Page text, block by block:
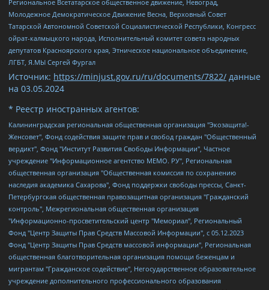
Региональное Всетатарское общественное движение, Невоград,
Молодежное Демократическое Движение Весна, Верховный Совет
Татарской Автономной Советской Социалистической Республики, Конгресс
ойрат-калмыцкого народа, Исполнительный комитет совета народных
депутатов Красноярского края, Этническое национальное объединение,
ЛГБТ, Я.МЫ Сергей Фургал
Источник: https://minjust.gov.ru/ru/documents/7822/ данные
на 03.05.2024
* Реестр иностранных агентов:
Калининградская региональная общественная организация "Экозащита!-Женсовет", Фонд содействия защите прав и свобод граждан "Общественный вердикт", Фонд "Институт Развития Свободы Информации", Частное учреждение "Информационное агентство МЕМО. РУ", Региональная общественная организация "Общественная комиссия по сохранению наследия академика Сахарова", Фонд поддержки свободы прессы, Санкт-Петербургская общественная правозащитная организация "Гражданский контроль", Межрегиональная общественная организация "Информационно-просветительский центр "Мемориал", Региональный Фонд "Центр Защиты Прав Средств Массовой Информации", с 05.12.2023 Фонд "Центр Защиты Прав Средств массовой информации", Региональная общественная благотворительная организация помощи беженцам и мигрантам "Гражданское содействие", Негосударственное образовательное учреждение дополнительного профессионального образования (повышение квалификации) специалистов "АКАДЕМИЯ ПО ПРАВАМ ЧЕЛОВЕКА", Свердловская региональная общественная организация "Сутяжник", Автономная некоммерческая организация "Центр независимых социологических исследований", Союз общественных объединений "Российский исследовательский центр по правам человека", Региональное общественное учреждение научно-информационный центр "МЕМОРИАЛ", Некоммерческая организация "Фонд защиты гласности", Автономная некоммерческая организация "Институт прав человека", Городская общественная организация "Екатеринбургское общество "МЕМОРИАЛ", Городская общественная организация "Рязанское историко-просветительское и правозащитное общество "Мемориал" (Рязанский Мемориал), Челябинский региональный орган общественной самодеятельности – женское общественное объединение "Женщины Евразии", Челябинский региональный орган общественной самодеятельности "Уральская правозащитная группа", Фонд содействия защите здоровья и социальной справедливости имени Андрея Рылькова, Автономная Некоммерческая Организация "Аналитический Центр Юрия Левады", Автономная некоммерческая организация социальной поддержки населения "Проект Апрель", Региональная общественная организация помощи женщинам и детям, находящимся в кризисной ситуации "Информационно-методический центр "Анна", Фонд содействия развитию массовых коммуникаций и правовому просвещению "Так-так-Так", Фонд содействия устойчивому развитию "Серебряная тайга", Свердловский региональный общественный фонд социальных проектов "Новое время", "Idel.Реалии", Кавказ.Реалии, Крым.Реалии, Телеканал Настоящее Время, Татаро-башкирская служба Радио Свобода (Azatliq Radiosi), Радио Свободная Европа/Радио Свобода (PCE/PC), "Сибирь.Реалии", "Фактограф", Благотворительный фонд помощи осужденным и их семьям, Автономная некоммерческая организация "Институт глобализации и социальных движений", Фонд "В защиту прав заключенных", Частное учреждение "Центр поддержки и содействия развитию средств массовой информации", Пензенский региональный общественный благотворительный фонд "Гражданский союз", "Север.Реалии", Некоммерческая организация Фонд "Правовая инициатива", Общество с ограниченной ответственностью "Радио Свободная Европа/Радио Свобода", Чешское информационное агентство "MEDIUM-ORIENT", Красноярская региональная общественная организация "Мы против СПИДа", Камалягин Денис Николаевич, Маркелов Сергей Евгеньевич, Пономарев Лев Александрович, Савицкая Людмила Алексеевна, Автономная некоммерческая организация "Центр по работе с проблемой насилия "НАСИЛИЮ.НЕТ", Межрегиональный профессиональный союз работников здравоохранения "Альянс врачей", Юридическое лицо, зарегистрированное в Латвийской Республике, SIA "Medusa Project" (регистрационный номер 40103797863, дата регистрации 10.06.2014), Некоммерческая организация "Фонд по борьбе с коррупцией", Автономная некоммерческая организация "Институт права и публичной политики", Баданин Роман Сергеевич, Гликин Максим Александрович, Железнова Мария Михайловна, Лукьянова Юлия Сергеевна, Маетная Елизавета Витальевна, Маняхин Петр Борисович, Чуракова Ольга Владимировна, Ярош Юлия Петровна, Юридическое лицо "The Insider SIA", зарегистрированное в Риге, Латвийская Республика (дата регистрации 26.06.2015), являющееся администратором доменного имени интернет-издания "The Insider SIA", https://theins.ru, Постернак Алексей Евгеньевич, Рубин Михаил Аркадьевич, Анин Роман Александрович, Юридическое лицо Istories fonds, зарегистрированное в Латвийской Республике (регистрационный номер 50008295751, дата регистрации 24.02.2020), Великовский Дмитрий Александрович, Долинина Ирина Николаевна, Мароховская Алеся Алексеевна, Шлейнов Роман Юрьевич, Шмагун Олеся Валентиновна, Общество с ограниченной ответственностью "Альтаир 2021", Общество с ограниченной ответственностью "Вега 2021", Общество с ограниченной ответственностью "Главный редактор 2021", Общество с ограниченной ответственностью "Ромашки монолит", Важенков Артем Валерьевич, Ивановская областная общественная организация "Центр гендерных исследований", Гурман Юрий Альбертович, Медиапроект "ОВД-Инфо", Егоров Владимир Владимирович, Жилинский Владимир Александрович, Общество с ограниченной ответственностью "ЗП", Иванова София Юрьевна, Карезина Инна Павловна, Кильтау Екатерина Викторовна, Петров Алексей Викторович, Пискунов Сергей Евгеньевич, Смирнов Сергей Сергеевич, Тихонов Михаил Сергеевич, Общество с ограниченной ответственностью "ЖУРНАЛИСТ-ИНОСТРАННЫЙ АГЕНТ", Арапова Галина Юрьевна, Вольтская Татьяна Анатольевна, Американская компания "Mason G.E.S. Anonymous Foundation" (США), являющаяся владельцем интернет-издания https://mnews.world/, Компания "Stichting Bellingcat", зарегистрированная в Нидерландах (дата регистрации 11.07.2018), Захаров Андрей Вячеславович, Клепиковская Екатерина Дмитриевна, Общество с ограниченной ответственностью "МЕМО", Перл Роман Александрович, Симонов Евгений Алексеевич, Соловьева Елена Анатольевна, Сотников Даниил Владимирович, Сурначева Елизавета Дмитриевна, Автономная некоммерческая организация по защите прав человека и информированию населения "Якутия – Наше Мнение", Общество с ограниченной ответственностью "Москоу диджитал медиа", с 26.01.2023 Общество с ограниченной ответственностью "Чайка Белые сады", Ветошкина Валерия Валерьевна, Заговора Максим Александрович, Межрегиональное общественное движение "Российская ЛГБТ - сеть", Оленичев Максим Владимирович, Павлов Иван Юрьевич, Скворцова Елена Сергеевна, Общество с ограниченной ответственностью "Как бы инагент", Кочетков Игорь Викторович, Общество с ограниченной ответственностью "Честные выборы", Еланчик Олег Александрович, Общество с ограниченной ответственностью "Нобелевский призыв", Гималова Регина Эмилевна, Григорьев Андрей Валерьевич, Григорьева Алина Александровна, Ассоциация по содействию защите прав призывников, альтернативнослужащих и военнослужащих "Правозащитная группа "Гражданин.Армия.Право", Хисамова Регина Фаритовна, Автономная некоммерческая организация по реализации социально-правовых программ "Лилит", Дальневосточное общественное движение "Маяк", Санкт-Петербургская ЛГБТ-инициативная группа "Выход", Инициативная группа ЛГБТ+ "Реверс", Алексеев Андрей Викторович, Бекбулатова Таисия Львовна, Беляев Иван Михайлович, Владыкина Елена Сергеевна, Гельман Марат Александрович, Никульшина Вероника Юрьевна, Толоконникова Надежда Андреевна, Шендерович Виктор Анатольевич, Общество с ограниченной ответственностью "Данное сообщение", Общество с ограниченной ответственностью Издательский дом "Новая глава", Айнбиндер Александра Александровна, Московский комьюнити-центр для ЛГБТ+инициатив, Благотворительный фонд развития филантропии, Deutsche Welle (Германия, Kurt-Schumacher-Strasse 3, 53113 Bonn), Борзунова Мария Михайловна, Воробьев Виктор Викторович, Голубева Анна Львовна, Константинова Алла Михайловна, Малкова Ирина Владимировна, Мурадов Мурад Абдулгалимович, Осетинская Елизавета Николаевна, Понасенков Евгений Николаевич, Ганапольский Матвей Юрьевич, Киселев Евгений Алексеевич, Борухович Ирина Григорьевна, Дремин Иван Тимофеевич, Дубровский Дмитрий Викторович, Красноярская региональная общественная организация поддержки и развития альтернативных образовательных технологий и межкультурных коммуникаций "ИНТЕРРА", Маяковская Екатерина Алексеевна, Фейгин Марк Захарович, Филимонов Андрей Викторович, Дзугкоева Регина Николаевна, Доброхотов Роман Александрович, Дудь Юрий Александрович, Елкин Сергей Владимирович, Кругликов Кирилл Игоревич, Сабунаева Мария Леонидовна, Семенов Алексей Владимирович, Шаинян Карен Багратович, Шульман Екатерина Михайловна, Асафьев Артур Валерьевич, Вахштайн Виктор Семенович, Венедиктов Алексей Алексеевич, Лушникова Екатерина Евгеньевна, Волков Леонид Михайлович, Невзоров Александр Глебович, Пархоменко Сергей Борисович, Сироткин Ярослав Николаевич, Кара-Мурза Владимир Владимирович, Баранова Наталья Владимировна, Гозман Леонид Яковлевич, Кагарлицкий Борис Юльевич, Климарев Михаил Валерьевич, Милов Владимир Станиславович, Автономная некоммерческая организация Краснодарский центр современного искусства "Типография", Моргенштерн Алишер Тагирович, Соболь Любовь Эдуардовна, Общество с ограниченной ответственностью "ЛИЗА НОРМ", Каспаров Гарри Кимович, Ходорковский Михаил Борисович, Общество с ограниченной ответственностью "Апрельские тезисы", Данилович Ирина Брониславовна, Кашин Олег Владимирович, Петров Николай Владимирович, Пивоваров Алексей Владимирович, Соколов Михаил Владимирович, Цветкова Юлия Владимировна, Чичваркин Евгений Александрович, Комитет против пыток/Команда против пыток, Общество с ограниченной ответственностью "Первый научный", Общество с ограниченной ответственностью "Вертолет и ко", Белоцерковская Вероника Борисовна, Кац Максим Евгеньевич, Лазарева Татьяна Юрьевна, Шаведдинов Руслан Табризович, Яшин Илья Валерьевич, Общество с ограниченной ответственностью "Иноагент ААВ", Алешковский Дмитрий Петрович, Альбац Евгения Марковна, Быков Дмитрий Львович, Галямина Юлия Евгеньевна, Лойко Сергей Леонидович, Мартынов Кирилл Константинович, Медведев Сергей Александрович, Крашенинников Федор Геннадиевич, Гордеева Катерина Вл